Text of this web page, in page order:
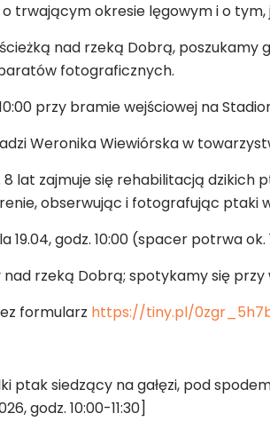
trwającym okresie lęgowym i o tym,
nad rzeką Dobrą,
fotograficznych.
przy bramie wejściowej na
Weronika Wiewiórska w
8 lat zajmuje się rehabilitacją dzikich
obserwując i fotografując ptaki
19.04, godz. 10:00 (spacer potrwa ok.
nad rzeką Dobrą; spotykamy się
formularz https://tiny.pl/
ptak siedzący na gałęzi, pod
godz. 10:00-11:30]